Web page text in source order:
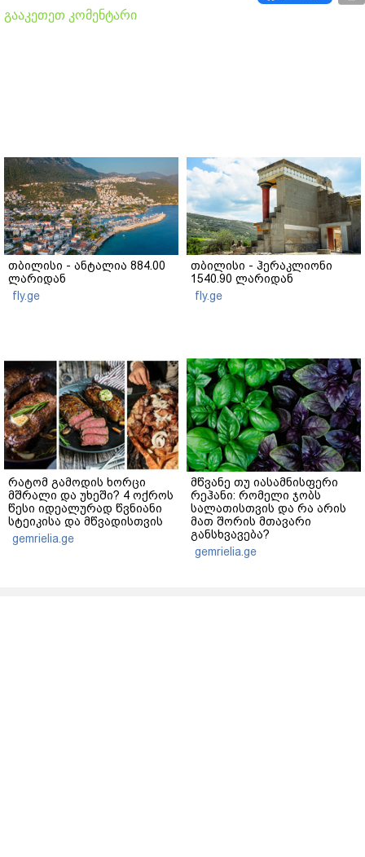
გააკეთეთ კომენტარი
თბილისი - ანტალია 884.00
ლარიდან
fly.ge
თბილისი - ჰერაკლიონი
1540.90 ლარიდან
fly.ge
რატომ გამოდის ხორცი
მშრალი და უხეში? 4 ოქროს
წესი იდეალურად წვნიანი
სტეიკისა და მწვადისთვის
gemrielia.ge
მწვანე თუ იასამნისფერი
რეჰანი: რომელი ჯობს
სალათისთვის და რა არის
მათ შორის მთავარი
განსხვავება?
gemrielia.ge